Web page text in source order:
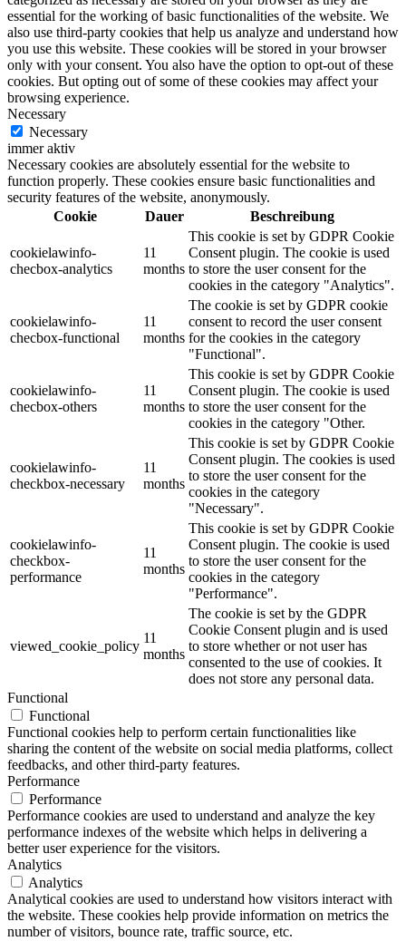
essential for the working of basic functionalities of the website. We
also use third-party cookies that help us analyze and understand how
you use this website. These cookies will be stored in your browser
only with your consent. You also have the option to opt-out of these
cookies. But opting out of some of these cookies may affect your
browsing experience.
Necessary
Necessary
immer aktiv
Necessary cookies are absolutely essential for the website to
function properly. These cookies ensure basic functionalities and
security features of the website, anonymously.
Cookie
Dauer Beschreibung
cookielawinfo-
checbox-analytics
11
months
This cookie is set by GDPR Cookie
Consent plugin. The cookie is used
to store the user consent for the
cookies in the category "Analytics".
cookielawinfo-
checbox-functional
11
months
The cookie is set by GDPR cookie
consent to record the user consent
for the cookies in the category
"Functional".
cookielawinfo-
checbox-others
11
months
This cookie is set by GDPR Cookie
Consent plugin. The cookie is used
to store the user consent for the
cookies in the category "Other.
cookielawinfo-
checkbox-necessary
11
months
This cookie is set by GDPR Cookie
Consent plugin. The cookies is used
to store the user consent for the
cookies in the category
"Necessary".
cookielawinfo-
checkbox-
performance
11
months
This cookie is set by GDPR Cookie
Consent plugin. The cookie is used
to store the user consent for the
cookies in the category
"Performance".
viewed_cookie_policy
11
months
The cookie is set by the GDPR
Cookie Consent plugin and is used
to store whether or not user has
consented to the use of cookies. It
does not store any personal data.
Functional
Functional
Functional cookies help to perform certain functionalities like
sharing the content of the website on social media platforms, collect
feedbacks, and other third-party features.
Performance
Performance
Performance cookies are used to understand and analyze the key
performance indexes of the website which helps in delivering a
better user experience for the visitors.
Analytics
Analytics
Analytical cookies are used to understand how visitors interact with
the website. These cookies help provide information on metrics the
number of visitors, bounce rate, traffic source, etc.